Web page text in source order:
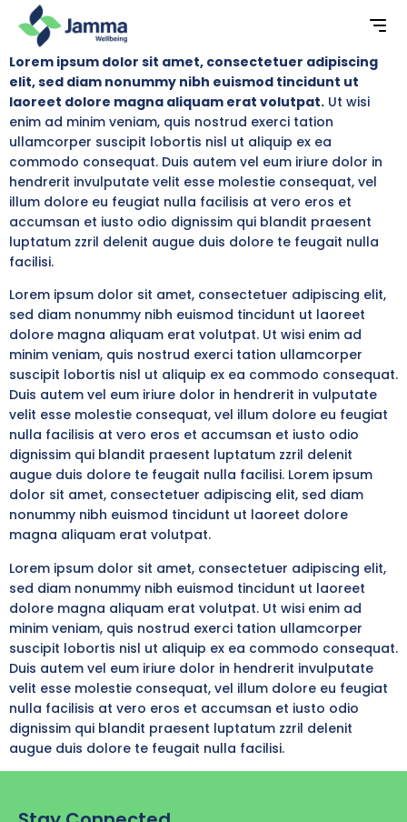
Lorem ipsum dolor sit amet, consectetuer adipiscing
elit, sed diam nonummy nibh euismod tincidunt ut
laoreet dolore magna aliquam erat volutpat. Ut wisi
enim ad minim veniam, quis nostrud exerci tation
ullamcorper suscipit lobortis nisl ut aliquip ex ea
commodo consequat. Duis autem vel eum iriure dolor in
hendrerit invulputate velit esse molestie consequat, vel
illum dolore eu feugiat nulla facilisis at vero eros et
accumsan et iusto odio dignissim qui blandit praesent
luptatum zzril delenit augue duis dolore te feugait nulla
facilisi.
Lorem ipsum dolor sit amet, consectetuer adipiscing elit,
sed diam nonummy nibh euismod tincidunt ut laoreet
dolore magna aliquam erat volutpat. Ut wisi enim ad
minim veniam, quis nostrud exerci tation ullamcorper
suscipit lobortis nisl ut aliquip ex ea commodo consequat.
Duis autem vel eum iriure dolor in hendrerit in vulputate
velit esse molestie consequat, vel illum dolore eu feugiat
nulla facilisis at vero eros et accumsan et iusto odio
dignissim qui blandit praesent luptatum zzril delenit
augue duis dolore te feugait nulla facilisi. Lorem ipsum
dolor sit amet, consectetuer adipiscing elit, sed diam
nonummy nibh euismod tincidunt ut laoreet dolore
magna aliquam erat volutpat.
Lorem ipsum dolor sit amet, consectetuer adipiscing elit,
sed diam nonummy nibh euismod tincidunt ut laoreet
dolore magna aliquam erat volutpat. Ut wisi enim ad
minim veniam, quis nostrud exerci tation ullamcorper
suscipit lobortis nisl ut aliquip ex ea commodo consequat.
Duis autem vel eum iriure dolor in hendrerit invulputate
velit esse molestie consequat, vel illum dolore eu feugiat
nulla facilisis at vero eros et accumsan et iusto odio
dignissim qui blandit praesent luptatum zzril delenit
augue duis dolore te feugait nulla facilisi.